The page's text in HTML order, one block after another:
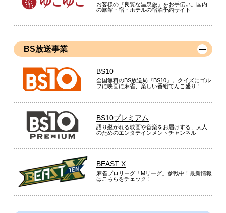
お客様の『良質な温泉旅』をお手伝い。国内
の旅館・宿・ホテルの宿泊予約サイト
BS放送事業
BS10
全国無料のBS放送局『BS10』。クイズにゴル
フに映画に麻雀、楽しい番組てんこ盛り！
BS10プレミアム
語り継がれる映画や音楽をお届けする、大人
のためのエンタテインメントチャンネル
BEAST X
麻雀プロリーグ「Mリーグ」参戦中！最新情報
はこちらをチェック！